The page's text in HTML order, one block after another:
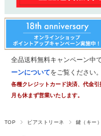
全品送料無料キャンペーン中
ーンについてをご覧ください。
各種クレジットカード決済、代金
月も休まず営業いたします。
TOP ピアストリーネ 鍵（キー）